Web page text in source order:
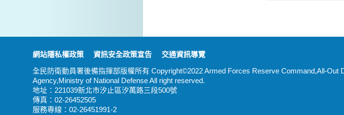
網站隱私權政策
資訊安全政策宣告
交通資訊導覽
全民防衛動員署後備指揮部版權所有 Copyright©2022 Armed Forces Reserve Command,All-Out
Agency,Ministry of National Defense All right reserved.
地址：221039新北市汐止區汐萬路三段500號
傳真：02-26452505
服務專線：02-26451991-2